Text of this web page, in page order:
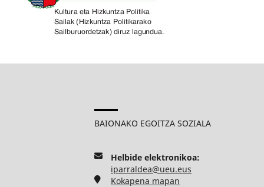
BAIONAKO EGOITZA SOZIALA
Helbide elektronikoa:
iparraldea@ueu.eus
Kokapena mapan